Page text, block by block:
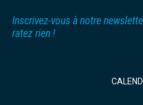
Inscrivez-vous à notre
ratez rien !